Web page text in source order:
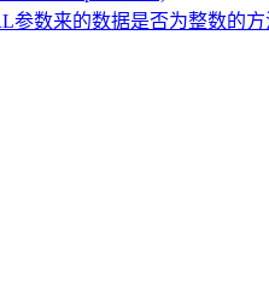
参数来的数据是否为整数的方